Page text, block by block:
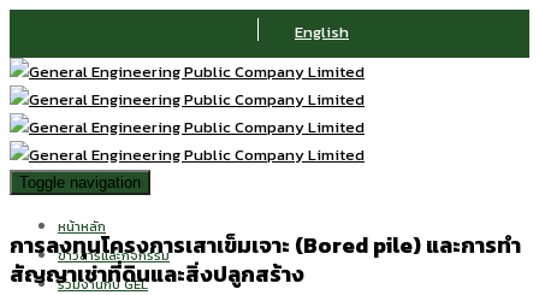
English
Toggle navigation
หน้าหลัก
ข่าวสารและกิจกรรม
ร่วมงานกับ GEL
การลงทุนโครงการเสาเข็มเจาะ (Bored pile) และการทำ
สัญญาเช่าที่ดินและสิ่งปลูกสร้าง